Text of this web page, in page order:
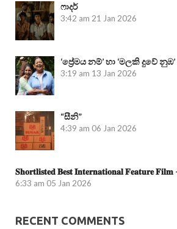
ෆාදර්
3:42 am 21 Jan 2026
‘ප්‍රේමය නම්’ හා ‘මලකි දුවේ
3:19 am 13 Jan 2026
“සීනි”
4:39 am 06 Jan 2026
𝐒𝐡𝐨𝐫𝐭𝐥𝐢𝐬𝐭𝐞𝐝 𝐁𝐞𝐬𝐭 𝐈𝐧𝐭𝐞𝐫𝐧𝐚𝐭𝐢𝐨𝐧𝐚𝐥 𝐅𝐞𝐚𝐭𝐮𝐫𝐞
6:33 am 05 Jan 2026
RECENT COMMENTS